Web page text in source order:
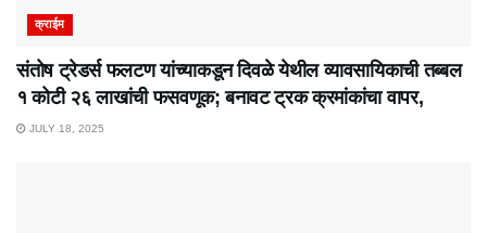
क्राईम
संतोष ट्रेडर्स फलटण यांच्याकडून दिवळे येथील व्यावसायिकाची तब्बल
१ कोटी २६ लाखांची फसवणूक; बनावट ट्रक क्रमांकांचा वापर,
JULY 18, 2025